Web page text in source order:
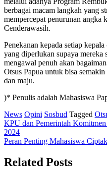
berbagai macam langkah yang
mempercepat penurunan angka
Cenderawasih.
Penekanan kepada setiap
yang diperlukan supaya mereka
mengawal penuh akan
Otsus Papua untuk bisa
dan maju.
)* Penulis adalah Mahasiswa
News Opini Sosbud Tagged
Post
navigation
KPU dan Pemerintah
2024
Peran Penting Mahasiswa
Related Posts